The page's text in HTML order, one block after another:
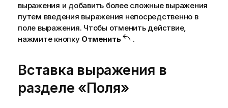
выражения и добавить более сложные выражения
путем введения выражения непосредственно в
поле выражения. Чтобы отменить действие,
нажмите кнопку Отменить .
Вставка выражения в
разделе «Поля»